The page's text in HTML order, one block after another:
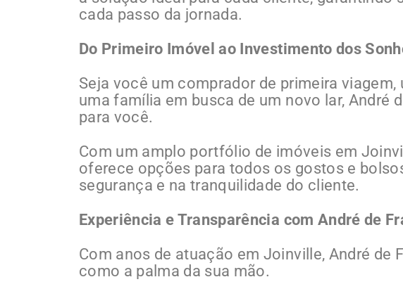
cada passo da jornada.
Do Primeiro Imóvel ao Investimento dos
Seja você um comprador de primeira
uma família em busca de um novo lar, André
para você.
Com um amplo portfólio de imóveis em
oferece opções para todos os gostos e
segurança e na tranquilidade do cliente.
Experiência e Transparência com André de
Com anos de atuação em Joinville, André de
como a palma da sua mão.